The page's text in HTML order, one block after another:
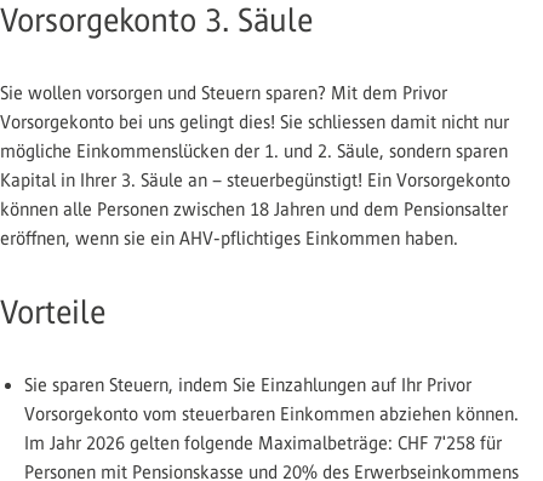
Vorsorgekonto 3. Säule
Sie wollen vorsorgen und Steuern sparen? Mit dem Privor
Vorsorgekonto bei uns gelingt dies! Sie schliessen damit nicht nur
mögliche Einkommenslücken der 1. und 2. Säule, sondern sparen
Kapital in Ihrer 3. Säule an – steuerbegünstigt! Ein Vorsorgekonto
können alle Personen zwischen 18 Jahren und dem Pensionsalter
eröffnen, wenn sie ein AHV-pflichtiges Einkommen haben.
Vorteile
Sie sparen Steuern, indem Sie Einzahlungen auf Ihr Privor
Vorsorgekonto vom steuerbaren Einkommen abziehen können.
Im Jahr 2026 gelten folgende Maximalbeträge: CHF 7'258 für
Personen mit Pensionskasse und 20% des Erwerbseinkommens